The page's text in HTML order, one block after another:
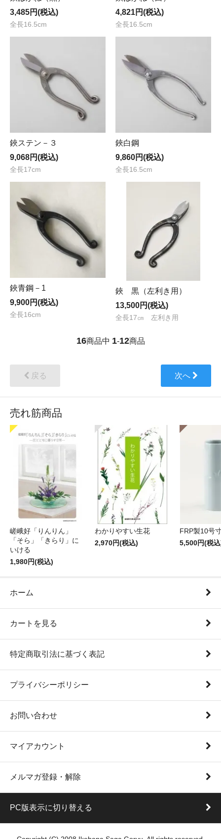
3,485円(税込)
全長16.5cm
4,821円(税込)
全長16.5cm
鋏ステン－３
9,068円(税込)
全長17cm
鋏白鋼
9,860円(税込)
全長16.5cm
鋏青鋼－1
9,900円(税込)
全長16cm
鋏 黒（左利き用）
13,500円(税込)
全長17㎝ 左利き用
16商品中 1-12商品
戻る 次へ
売れ筋商品
嵯峨好「りんりん」
「そら」「きらり」に
いける
1,980円(税込)
わかりやすい生花
2,970円(税込)
FRP製10号
5,500円(税
ホーム
カートを見る
特定商取引法に基づく表記
プライバシーポリシー
お問い合わせ
マイアカウント
メルマガ登録・解除
PC版表示に切り替える